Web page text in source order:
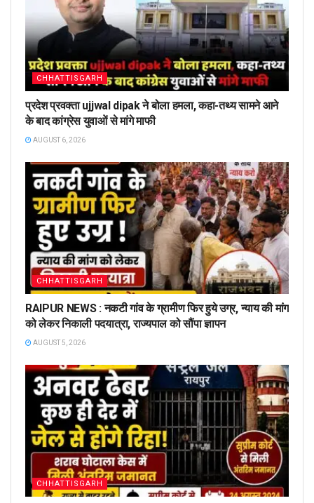
CHHATTISGARH
प्रदेश प्रवक्ता ujjwal dipak ने बोला हमला, कहा-तथ्य सामने आने
के बाद कांग्रेस युवाओं से मांगे माफी
AUGUST 6, 2026
CHHATTISGARH
RAIPUR NEWS : नकटी गांव के ग्रामीण फिर हुये उग्र, न्याय की मांग
को लेकर निकाली पदयात्रा, राज्यपाल को सौंपा ज्ञापन
AUGUST 5, 2026
CHHATTISGARH